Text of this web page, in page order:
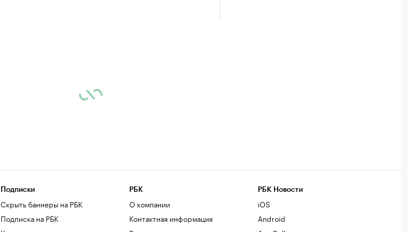
Подписки
Скрыть баннеры на РБК
Подписка на РБК
РБК
О компании
Контактная информация
РБК Новости
iOS
Android